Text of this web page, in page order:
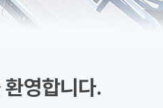
영합니다.